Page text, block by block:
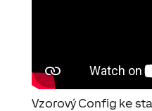
Vzorový Config ke